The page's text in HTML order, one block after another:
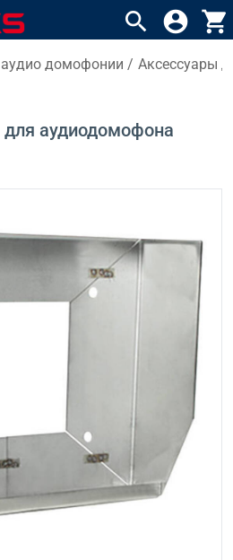
search account_circle shopping_cart
домофонии / Аксессуары
аудиодомофона